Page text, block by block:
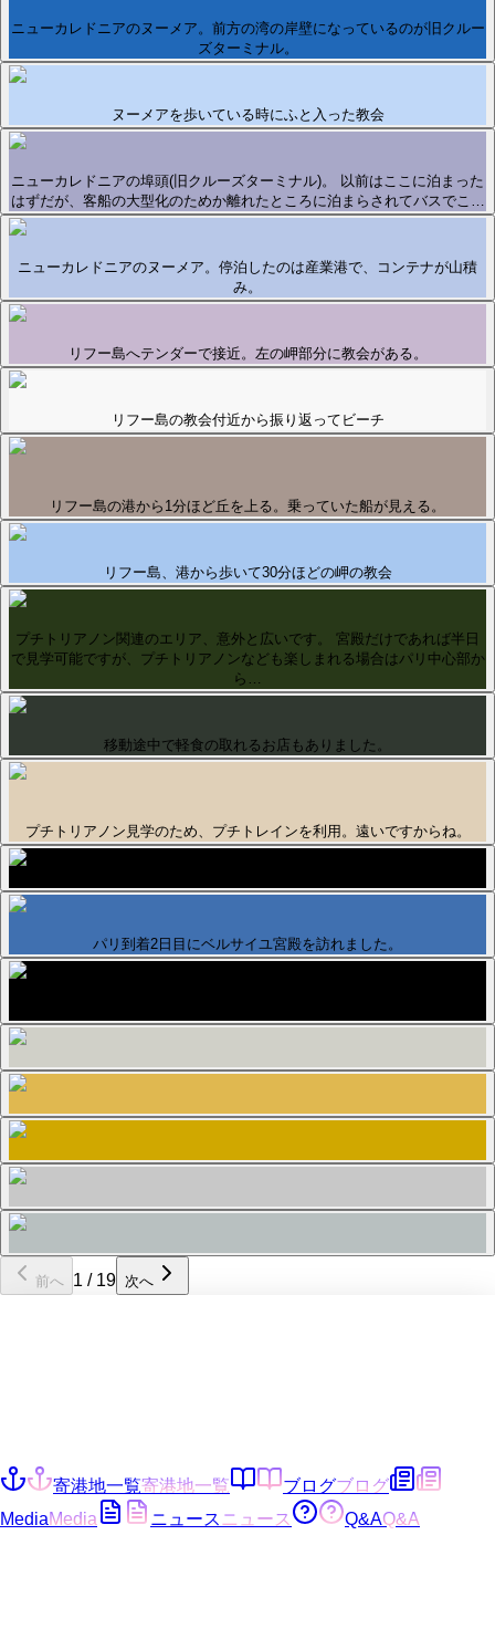
ニューカレドニアのヌーメア。前方の湾の岸壁になっているのが旧クルー
ズターミナル。
ヌーメアを歩いている時にふと入った教会
ニューカレドニアの埠頭(旧クルーズターミナル)。 以前はここに泊まった
はずだが、客船の大型化のためか離れたところに泊まらされてバスでこ…
ニューカレドニアのヌーメア。停泊したのは産業港で、コンテナが山積
み。
リフー島へテンダーで接近。左の岬部分に教会がある。
リフー島の教会付近から振り返ってビーチ
リフー島の港から1分ほど丘を上る。乗っていた船が見える。
リフー島、港から歩いて30分ほどの岬の教会
プチトリアノン関連のエリア、意外と広いです。 宮殿だけであれば半日
で見学可能ですが、プチトリアノンなども楽しまれる場合はパリ中心部か
ら…
移動途中で軽食の取れるお店もありました。
プチトリアノン見学のため、プチトレインを利用。遠いですからね。
パリ到着2日目にベルサイユ宮殿を訪れました。
前へ 1 / 19 次へ
寄港地一覧寄港地一覧 ブログブログ
MediaMedia ニュース ニュース Q&AQ&A